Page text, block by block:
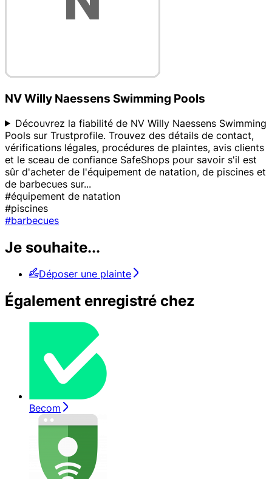
NV Willy Naessens Swimming Pools
Découvrez la fiabilité de NV Willy Naessens Swimming
Pools sur Trustprofile. Trouvez des détails de contact,
vérifications légales, procédures de plaintes, avis clients
et le sceau de confiance SafeShops pour savoir s'il est
sûr d'acheter de l'équipement de natation, de piscines et
de barbecues sur...
#équipement de natation
#piscines
#barbecues
Je souhaite...
Déposer une plainte
Également enregistré chez
Becom